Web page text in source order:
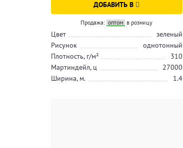
ДОБАВИТЬ В
Продажа: оптом в розницу
Цвет
зеленый
Рисунок
однотонный
Плотность, г/м²
310
Мартиндейл, ц
27000
Ширина, м.
1.4